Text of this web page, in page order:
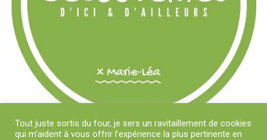
Tout juste sortis du four, je sers un ravitaillement de cookies
qui m’aident à vous offrir l’expérience la plus pertinente en